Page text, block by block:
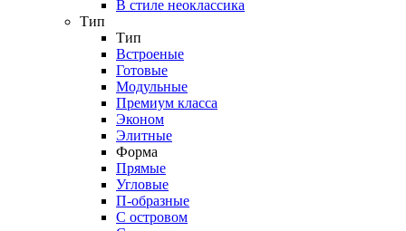
В стиле неоклассика
Тип
Тип
Встроеные
Готовые
Модульные
Премиум класса
Эконом
Элитные
Форма
Прямые
Угловые
П-образные
С островом